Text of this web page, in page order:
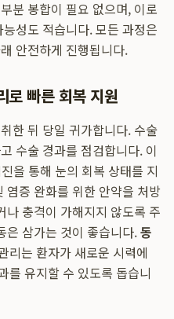
분 봉합이 필요 없으며, 이로
성도 적습니다. 모든 과정은
안전하게 진행됩니다.
로 빠른 회복 지원
한 뒤 당일 귀가합니다. 수술
수술 경과를 점검합니다. 이
을 통해 눈의 회복 상태를 지
염증 완화를 위한 안약을 처방
나 충격이 가해지지 않도록 주
은 삼가는 것이 좋습니다.동
리는 환자가 새로운 시력에
를 유지할 수 있도록 돕습니